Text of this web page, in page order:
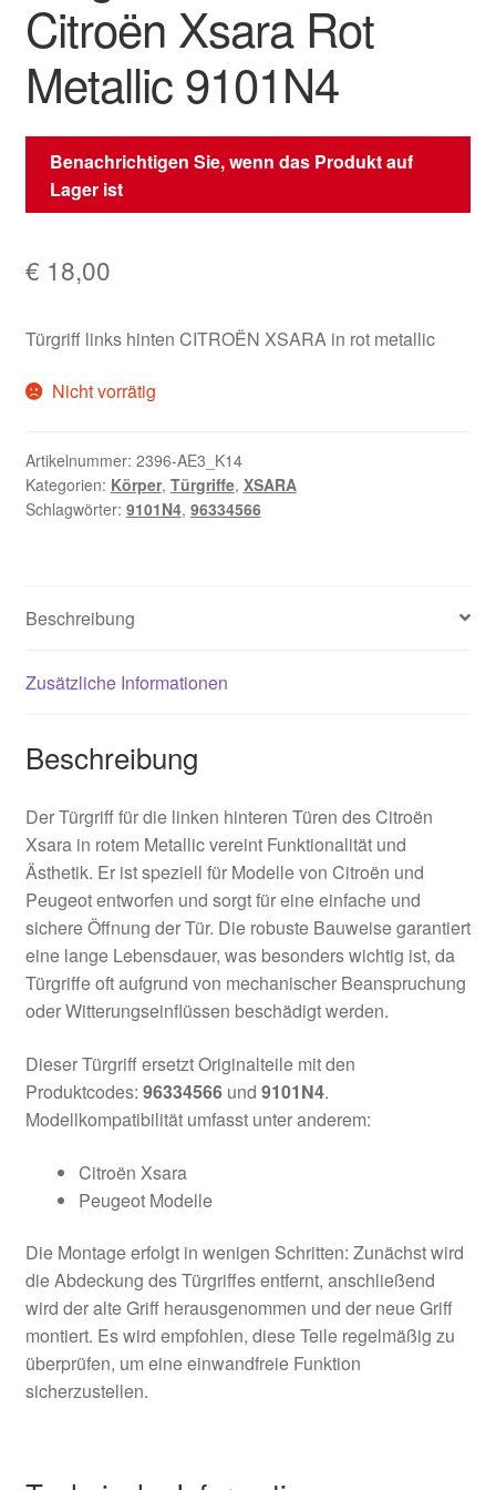
Citroën Xsara Rot
Metallic 9101N4
Benachrichtigen Sie, wenn das Produkt auf
Lager ist
€ 18,00
Türgriff links hinten CITROËN XSARA in rot metallic
Nicht vorrätig
Artikelnummer: 2396-AE3_K14
Kategorien: Körper, Türgriffe, XSARA
Schlagwörter: 9101N4, 96334566
Beschreibung
Zusätzliche Informationen
Beschreibung
Der Türgriff für die linken hinteren Türen des Citroën
Xsara in rotem Metallic vereint Funktionalität und
Ästhetik. Er ist speziell für Modelle von Citroën und
Peugeot entworfen und sorgt für eine einfache und
sichere Öffnung der Tür. Die robuste Bauweise garantiert
eine lange Lebensdauer, was besonders wichtig ist, da
Türgriffe oft aufgrund von mechanischer Beanspruchung
oder Witterungseinflüssen beschädigt werden.
Dieser Türgriff ersetzt Originalteile mit den
Produktcodes: 96334566und 9101N4.
Modellkompatibilität umfasst unter anderem:
Citroën Xsara
Peugeot Modelle
Die Montage erfolgt in wenigen Schritten: Zunächst wird
die Abdeckung des Türgriffes entfernt, anschließend
wird der alte Griff herausgenommen und der neue Griff
montiert. Es wird empfohlen, diese Teile regelmäßig zu
überprüfen, um eine einwandfreie Funktion
sicherzustellen.